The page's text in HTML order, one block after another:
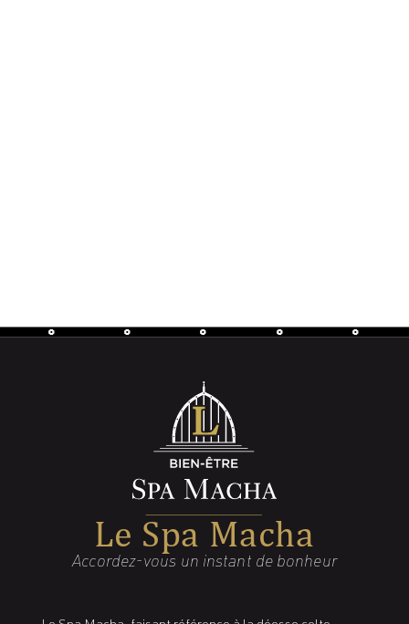
Le Spa Macha
Accordez-vous un instant de bonheur